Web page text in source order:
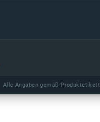
Alle Angaben gemäß Produktetikett